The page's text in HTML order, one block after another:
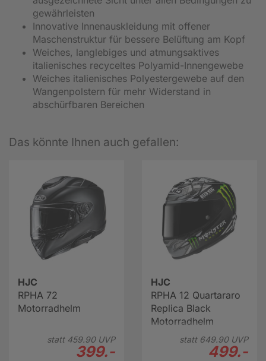
gewährleisten
Innovative Innenauskleidung mit offener
Maschenstruktur für bessere Belüftung am Kopf
Weiches, langlebiges und atmungsaktives
italienisches recyceltes Polyamid-Innengewebe
Weiches italienisches Polyestergewebe auf den
Wangenpolstern für mehr Widerstand in
abschürfbaren Bereichen
Das könnte Ihnen auch gefallen:
HJC
RPHA 72
Motorradhelm
statt 459.90UVP
399.-
HJC
RPHA 12 Quartararo
Replica Black
Motorradhelm
statt 649.90UVP
499.-